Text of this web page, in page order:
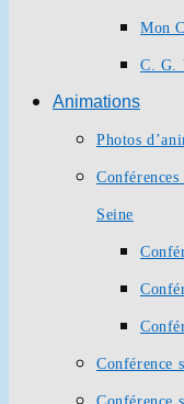
Mon
C. G.
Animations
Photos
Seine
Conférence